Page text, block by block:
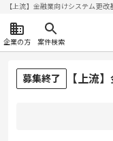
【上流】金融業向けシステム更
企業の方 案件検索
募集終了 【上流